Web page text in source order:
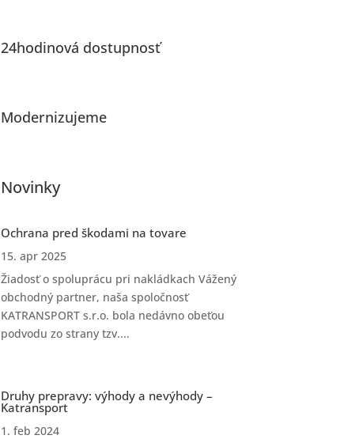
24hodinová dostupnosť
Modernizujeme
Novinky
Ochrana pred škodami na tovare
15. apr 2025
Žiadosť o spoluprácu pri nakládkach Vážený
obchodný partner, naša spoločnosť
KATRANSPORT s.r.o. bola nedávno obeťou
podvodu zo strany tzv....
Druhy prepravy: výhody a nevýhody –
Katransport
1. feb 2024